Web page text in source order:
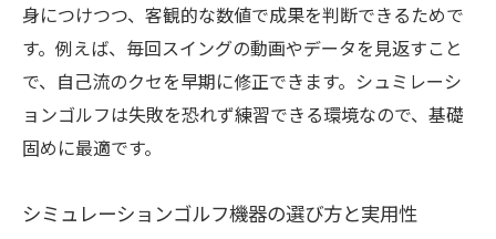
身につけつつ、客観的な数値で成果を判断できるためで
す。例えば、毎回スイングの動画やデータを見返すこと
で、自己流のクセを早期に修正できます。シュミレーシ
ョンゴルフは失敗を恐れず練習できる環境なので、基礎
固めに最適です。
シミュレーションゴルフ機器の選び方と実用性